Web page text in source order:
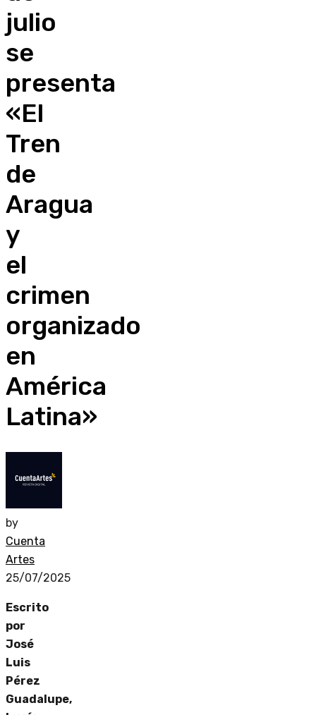
julio
se
presenta
«El
Tren
de
Aragua
y
el
crimen
organizado
en
América
Latina»
by
Cuenta
Artes
25/07/2025
Escrito
por
José
Luis
Pérez
Guadalupe,